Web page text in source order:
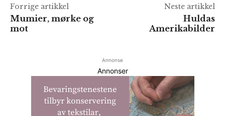
Forrige artikkel
Mumier, mørke og
mot
Neste artikkel
Huldas
Amerikabilder
Annonse
Annonser